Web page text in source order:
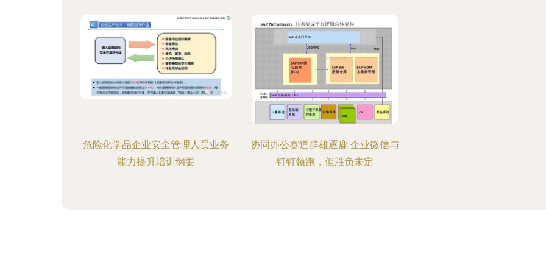
危险化学品企业安全管理人员业务
能力提升培训纲要
协同办公赛道群雄逐鹿 企业微信与
钉钉领跑，但胜负未定